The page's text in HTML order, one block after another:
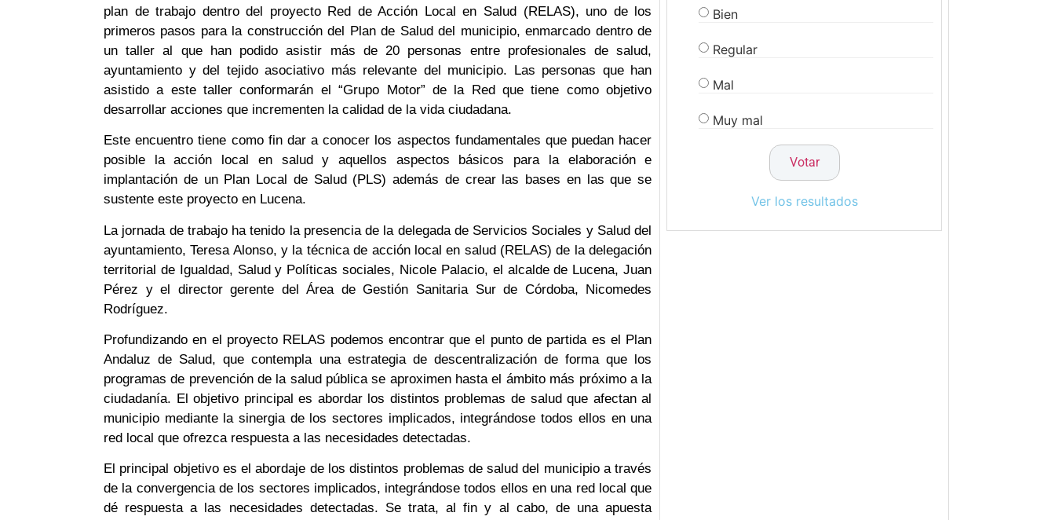
plan de trabajo dentro del proyecto Red de Acción Local en Salud (RELAS), uno de los
primeros pasos para la construcción del Plan de Salud del municipio, enmarcado dentro de
un taller al que han podido asistir más de 20 personas entre profesionales de salud,
ayuntamiento y del tejido asociativo más relevante del municipio. Las personas que han
asistido a este taller conformarán el “Grupo Motor” de la Red que tiene como objetivo
desarrollar acciones que incrementen la calidad de la vida ciudadana.
Este encuentro tiene como fin dar a conocer los aspectos fundamentales que puedan hacer
posible la acción local en salud y aquellos aspectos básicos para la elaboración e
implantación de un Plan Local de Salud (PLS) además de crear las bases en las que se
sustente este proyecto en Lucena.
La jornada de trabajo ha tenido la presencia de la delegada de Servicios Sociales y Salud del
ayuntamiento, Teresa Alonso, y la técnica de acción local en salud (RELAS) de la delegación
territorial de Igualdad, Salud y Políticas sociales, Nicole Palacio, el alcalde de Lucena, Juan
Pérez y el director gerente del Área de Gestión Sanitaria Sur de Córdoba, Nicomedes
Rodríguez.
Profundizando en el proyecto RELAS podemos encontrar que el punto de partida es el Plan
Andaluz de Salud, que contempla una estrategia de descentralización de forma que los
programas de prevención de la salud pública se aproximen hasta el ámbito más próximo a la
ciudadanía. El objetivo principal es abordar los distintos problemas de salud que afectan al
municipio mediante la sinergia de los sectores implicados, integrándose todos ellos en una
red local que ofrezca respuesta a las necesidades detectadas.
El principal objetivo es el abordaje de los distintos problemas de salud del municipio a través
de la convergencia de los sectores implicados, integrándose todos ellos en una red local que
dé respuesta a las necesidades detectadas. Se trata, al fin y al cabo, de una apuesta
Bien
Regular
Mal
Muy mal
Ver los resultados